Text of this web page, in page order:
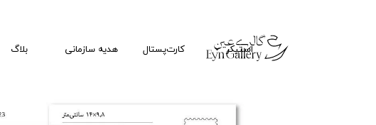
استیکر کارت‌پستال هدیه سازمانی بلاگ